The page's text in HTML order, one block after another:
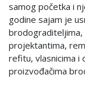
samog početka i
godine sajam je
projektantima,
refitu, vlasnicima i
proizvođačima